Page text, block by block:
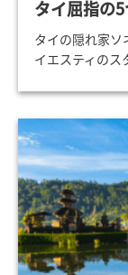
タイ屈指の
タイの隠れ家ソ
イエスティのス